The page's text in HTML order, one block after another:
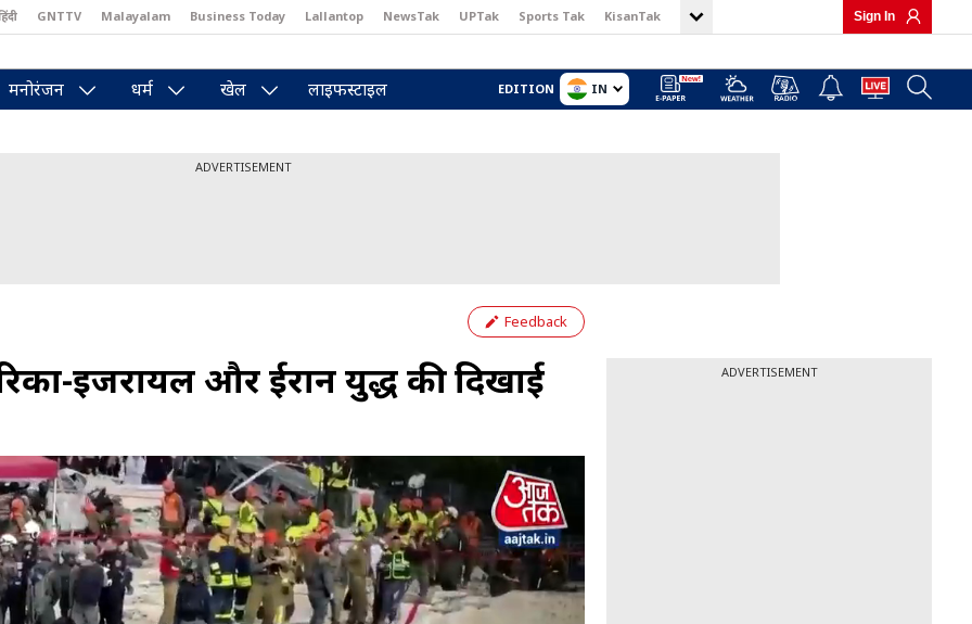
GNTTV Malayalam Business Today Lallantop NewsTak UPTak Sports Tak KisanTak Sign In
मनोरंजन धर्म खेल लाइफस्टाइल EDITION IN
ADVERTISEMENT
Feedback
इजरायल और ईरान युद्ध की दिखाई
ADVERTISEMENT